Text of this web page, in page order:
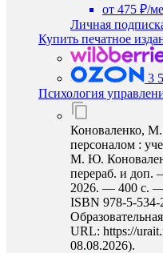
от 475 ₽/
Личная
Купить печатное
3
Психология
Коноваленко,
персоналом :
М. Ю.
перераб. и доп.
2026. — 400 с.
ISBN 978-5-
URL: https://
08.08.2026).